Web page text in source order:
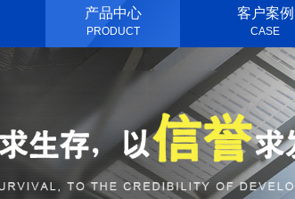
产品中心
PRODUCT
客户案例
CASE